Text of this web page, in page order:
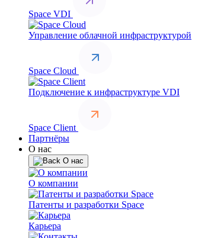
Space VDI
Управление облачной инфраструктурой
Space Cloud
Подключение к инфраструктуре VDI
Space Client
Партнёры
О нас
О нас
О компании
Патенты и разработки Space
Карьера